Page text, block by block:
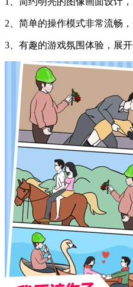
2、简单的操作模式非常流畅
3、有趣的游戏氛围体验，展